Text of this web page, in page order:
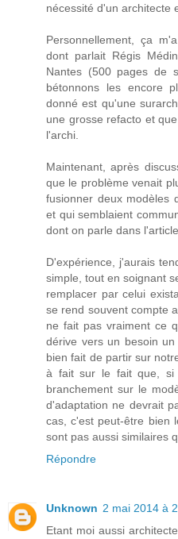
nécessité d'un architecte
Personnellement, ça
dont parlait Régis
Nantes (500 pages de
bétonnons les encore
donné est qu'une
une grosse refacto et
l'archi.
Maintenant, après
que le problème venait
fusionner deux modèles
et qui semblaient
dont on parle dans
D'expérience, j'aurais
simple, tout en soignant
remplacer par celui
se rend souvent compte
ne fait pas vraiment ce
dérive vers un besoin
bien fait de partir sur
à fait sur le fait que, si
branchement sur le
d'adaptation ne devrait
cas, c'est peut-être bien
sont pas aussi similaires
Répondre
Unknown 2 mai 2014 à
Etant moi aussi